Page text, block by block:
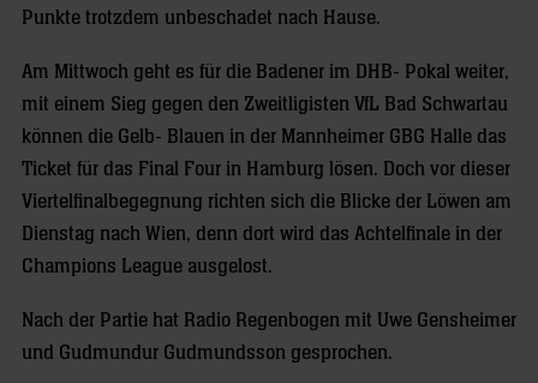
Punkte trotzdem unbeschadet nach Hause.
Am Mittwoch geht es für die Badener im DHB- Pokal weiter,
mit einem Sieg gegen den Zweitligisten VfL Bad Schwartau
können die Gelb- Blauen in der Mannheimer GBG Halle das
Ticket für das Final Four in Hamburg lösen. Doch vor dieser
Viertelfinalbegegnung richten sich die Blicke der Löwen am
Dienstag nach Wien, denn dort wird das Achtelfinale in der
Champions League ausgelost.
Nach der Partie hat Radio Regenbogen mit Uwe Gensheimer
und Gudmundur Gudmundsson gesprochen.